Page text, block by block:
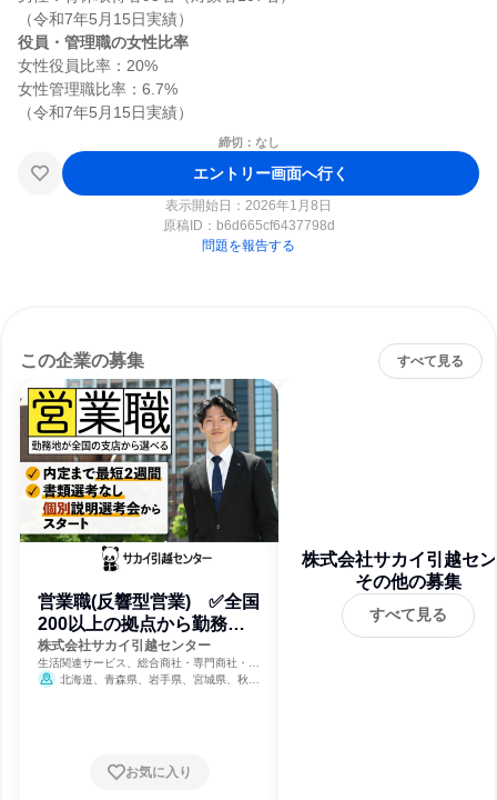
役員・管理職の女性比率
女性役員比率：20%
女性管理職比率：6.7%
締切：なし
エントリー画面へ行く
表示開始日：2026年1月8日
原稿ID： b6d665cf6437798d
問題を報告する
この企業の募集 すべて見る
営業職(反響型営業) ✅全国
200以上の拠点から勤務地
選べる
株式会社サカイ引越センター
生活関連サービス、総合商社・専門商社・卸
売、不動産管理
北海道、青森県、岩手県、宮城県、秋田
賀県、京都府、大阪府、兵庫県、奈良県、和
歌山県、鳥取県、島根県、岡山県、広島県、
お気に入り
株式会社サカイ引越セ
ー
その他の募集
すべて見る